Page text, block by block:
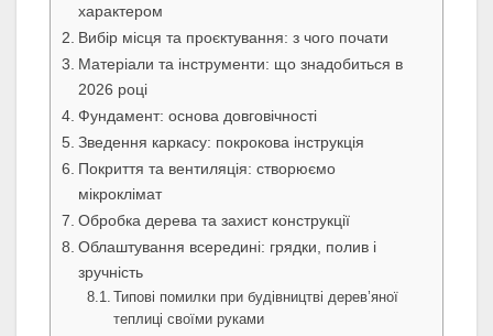
характером
Вибір місця та проєктування: з чого почати
Матеріали та інструменти: що знадобиться в
2026 році
Фундамент: основа довговічності
Зведення каркасу: покрокова інструкція
Покриття та вентиляція: створюємо
мікроклімат
Обробка дерева та захист конструкції
Облаштування всередині: грядки, полив і
зручність
Типові помилки при будівництві дерев’яної
теплиці своїми руками